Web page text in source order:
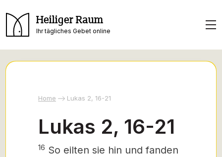
Heiliger Raum
Ihr tägliches Gebet online
Home Lukas 2, 16-21
Lukas 2, 16-21
16 So eilten sie hin und fanden